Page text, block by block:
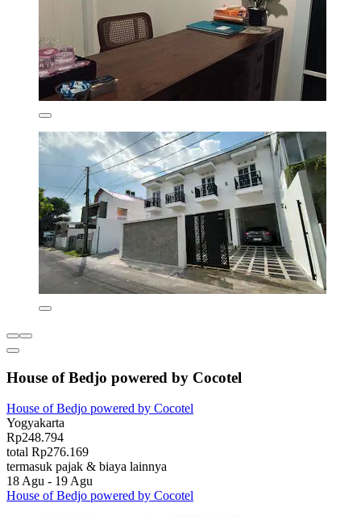
House of Bedjo powered by Cocotel
House of Bedjo powered by Cocotel
Yogyakarta
Rp248.794
total Rp276.169
termasuk pajak & biaya lainnya
18 Agu - 19 Agu
House of Bedjo powered by Cocotel